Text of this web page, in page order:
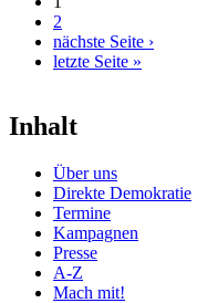
Seiten
2
nächste Seite ›
letzte Seite »
Inhalt
Über uns
Direkte Demokratie
Termine
Kampagnen
Presse
A-Z
Mach mit!